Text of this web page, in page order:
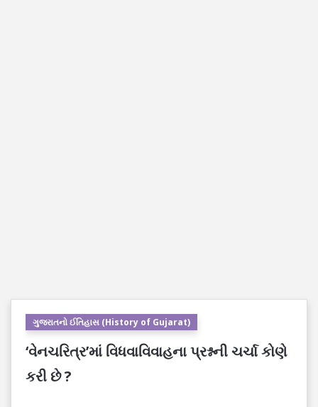
ગુજરાતનો ઈતિહાસ (History of Gujarat)
‘વેનચરિત્ર’માં વિધવાવિવાહના પ્રશ્નની ચર્ચા કોણે
કરી છે ?